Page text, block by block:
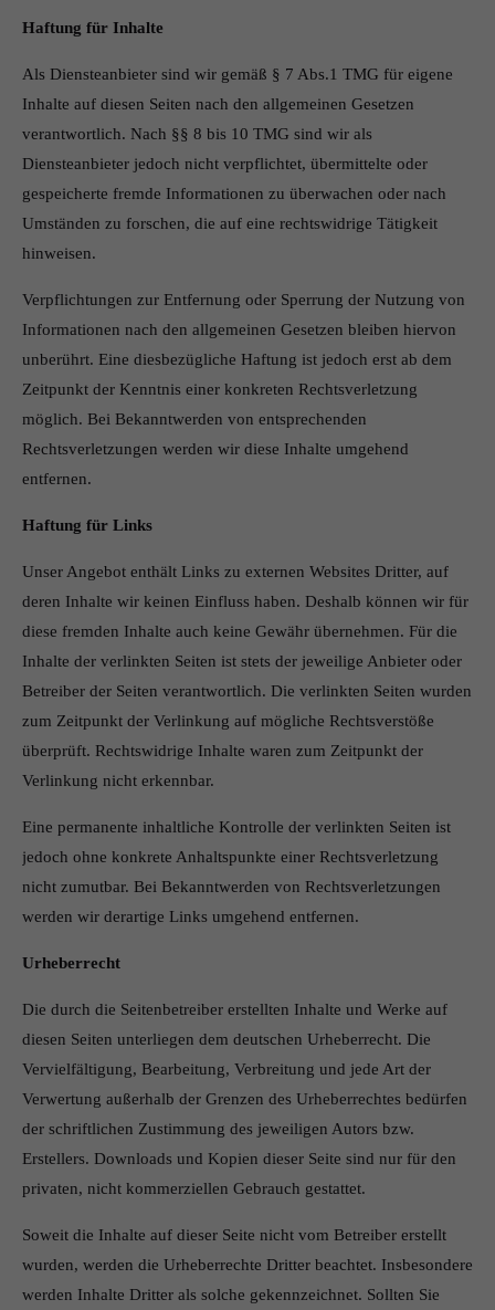
Haftung für Inhalte
Als Diensteanbieter sind wir gemäß § 7 Abs.1 TMG für eigene
Inhalte auf diesen Seiten nach den allgemeinen Gesetzen
verantwortlich. Nach §§ 8 bis 10 TMG sind wir als
Diensteanbieter jedoch nicht verpflichtet, übermittelte oder
gespeicherte fremde Informationen zu überwachen oder nach
Umständen zu forschen, die auf eine rechtswidrige Tätigkeit
hinweisen.
Verpflichtungen zur Entfernung oder Sperrung der Nutzung von
Informationen nach den allgemeinen Gesetzen bleiben hiervon
unberührt. Eine diesbezügliche Haftung ist jedoch erst ab dem
Zeitpunkt der Kenntnis einer konkreten Rechtsverletzung
möglich. Bei Bekanntwerden von entsprechenden
Rechtsverletzungen werden wir diese Inhalte umgehend
entfernen.
Haftung für Links
Unser Angebot enthält Links zu externen Websites Dritter, auf
deren Inhalte wir keinen Einfluss haben. Deshalb können wir für
diese fremden Inhalte auch keine Gewähr übernehmen. Für die
Inhalte der verlinkten Seiten ist stets der jeweilige Anbieter oder
Betreiber der Seiten verantwortlich. Die verlinkten Seiten wurden
zum Zeitpunkt der Verlinkung auf mögliche Rechtsverstöße
überprüft. Rechtswidrige Inhalte waren zum Zeitpunkt der
Verlinkung nicht erkennbar.
Eine permanente inhaltliche Kontrolle der verlinkten Seiten ist
jedoch ohne konkrete Anhaltspunkte einer Rechtsverletzung
nicht zumutbar. Bei Bekanntwerden von Rechtsverletzungen
werden wir derartige Links umgehend entfernen.
Urheberrecht
Die durch die Seitenbetreiber erstellten Inhalte und Werke auf
diesen Seiten unterliegen dem deutschen Urheberrecht. Die
Vervielfältigung, Bearbeitung, Verbreitung und jede Art der
Verwertung außerhalb der Grenzen des Urheberrechtes bedürfen
der schriftlichen Zustimmung des jeweiligen Autors bzw.
Erstellers. Downloads und Kopien dieser Seite sind nur für den
privaten, nicht kommerziellen Gebrauch gestattet.
Soweit die Inhalte auf dieser Seite nicht vom Betreiber erstellt
wurden, werden die Urheberrechte Dritter beachtet. Insbesondere
werden Inhalte Dritter als solche gekennzeichnet. Sollten Sie